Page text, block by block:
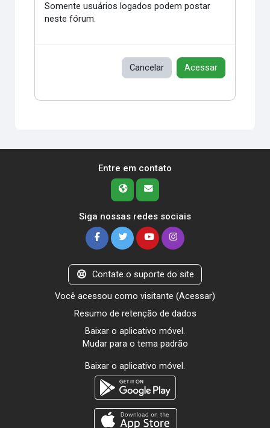
Somente usuários logados podem postar
neste fórum.
Cancelar Acessar
Entre em contato
Siga nossas redes sociais
Contate o suporte do site
Você acessou como visitante (Acessar)
Resumo de retenção de dados
Baixar o aplicativo móvel.
Mudar para o tema padrão
Baixar o aplicativo móvel.